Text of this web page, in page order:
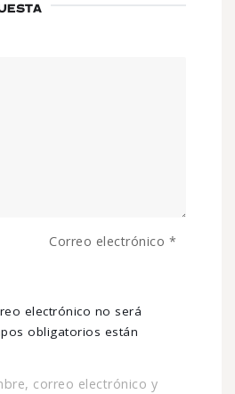
electrónico no será
obligatorios están
Correo electrónico *
correo electrónico y